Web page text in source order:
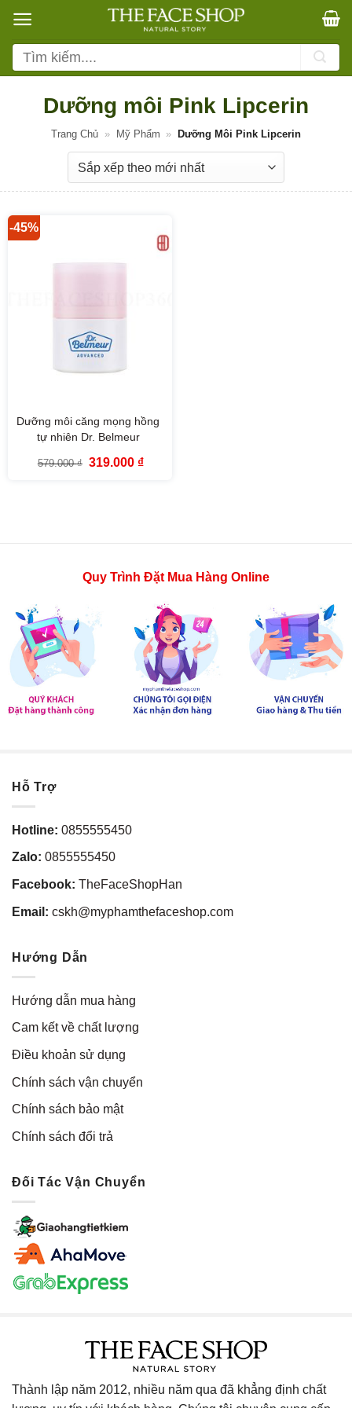
qua
nội
dung
Tìm
kiếm:
Dưỡng môi Pink Lipcerin
Trang Chủ » Mỹ Phẩm » Dưỡng Môi Pink Lipcerin
-45%
Dưỡng môi căng mọng hồng
tự nhiên Dr. Belmeur
579.000₫ Giá
319.000 ₫Giá
Quy Trình Đặt Mua Hàng Online
Hỗ Trợ
Hotline: 0855555450
Zalo: 0855555450
Facebook: TheFaceShopHan
Email: cskh@myphamthefaceshop.com
Hướng Dẫn
Hướng dẫn mua hàng
Cam kết về chất lượng
Điều khoản sử dụng
Chính sách vận chuyển
Chính sách bảo mật
Chính sách đổi trả
Đối Tác Vận Chuyển
Thành lập năm 2012, nhiều năm qua đã khẳng định chất